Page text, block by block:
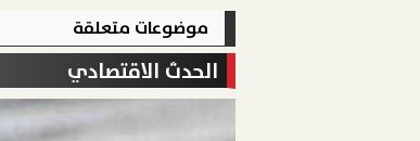
موضوعات متعلقة
الحدث الاقتصادي